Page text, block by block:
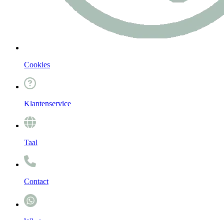
Cookies
Klantenservice
Taal
Contact